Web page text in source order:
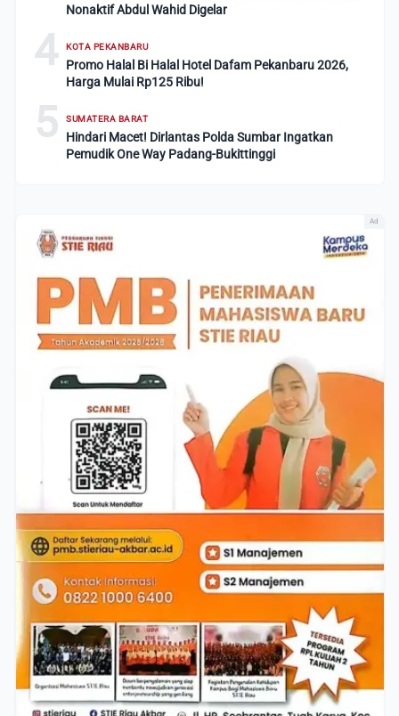
Nonaktif Abdul Wahid Digelar
4 KOTA PEKANBARU
Promo Halal Bi Halal Hotel Dafam Pekanbaru 2026,
Harga Mulai Rp125 Ribu!
5 SUMATERA BARAT
Hindari Macet! Dirlantas Polda Sumbar Ingatkan
Pemudik One Way Padang-Bukittinggi
Ad